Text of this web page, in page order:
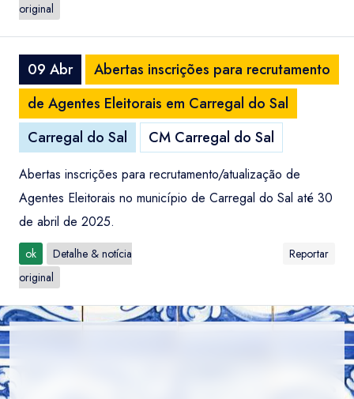
original
09 Abr
Abertas inscrições para recrutamento
de Agentes Eleitorais em Carregal do Sal
Carregal do Sal
CM Carregal do Sal
Abertas inscrições para recrutamento/atualização de
Agentes Eleitorais no município de Carregal do Sal até 30
de abril de 2025.
ok
Detalhe & notícia
original
Reportar